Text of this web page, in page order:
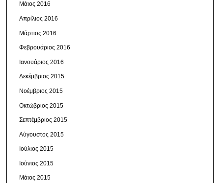
Μάιος 2016
Απρίλιος 2016
Μάρτιος 2016
Φεβρουάριος 2016
Ιανουάριος 2016
Δεκέμβριος 2015
Νοέμβριος 2015
Οκτώβριος 2015
Σεπτέμβριος 2015
Αύγουστος 2015
Ιούλιος 2015
Ιούνιος 2015
Μάιος 2015